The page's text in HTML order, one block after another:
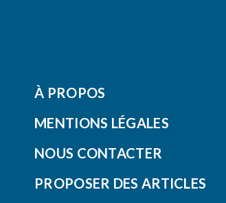
À PROPOS
MENTIONS LÉGALES
NOUS CONTACTER
PROPOSER DES ARTICLES